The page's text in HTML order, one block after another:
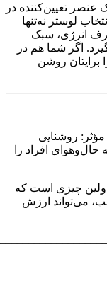
عنصر تعیین‌کننده در
تبدیل شده‌اند. در سال ۲۰۲۵، انتخاب لوستر نه‌تنها
انرژی، سبک
اگر شما هم در
برایتان روشن
مؤثر: روشنایی
افراد را
چیزی است که
می‌تواند ارزش